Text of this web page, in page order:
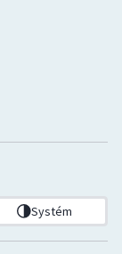
Systém